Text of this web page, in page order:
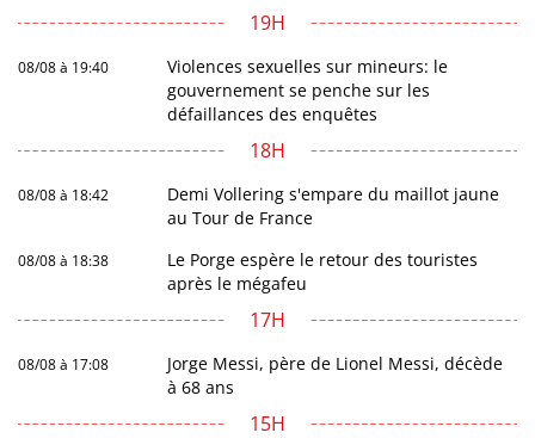
19H
08/08 à 19:40
Violences sexuelles sur mineurs: le
gouvernement se penche sur les
défaillances des enquêtes
18H
08/08 à 18:42
Demi Vollering s'empare du maillot jaune
au Tour de France
08/08 à 18:38
Le Porge espère le retour des touristes
après le mégafeu
17H
08/08 à 17:08
Jorge Messi, père de Lionel Messi, décède
à 68 ans
15H